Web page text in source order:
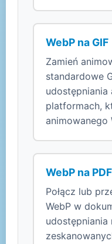
WebP na GIF
Zamień
standardowe
udostępniania
platformach,
animowanego
WebP na PDF
Połącz lub
WebP w
udostępniania